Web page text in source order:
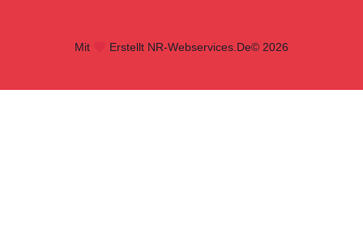
Mit Erstellt NR-Webservices.de© 2026